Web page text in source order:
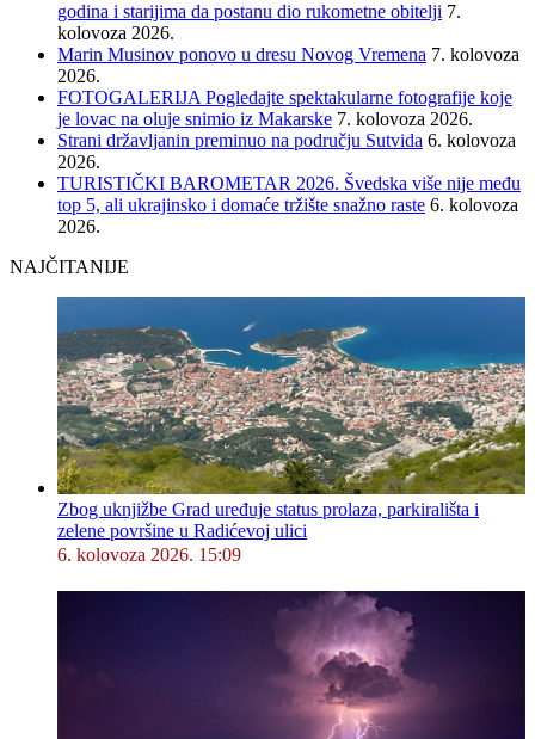
godina i starijima da postanu dio rukometne obitelji 7.
kolovoza 2026.
Marin Musinov ponovo u dresu Novog Vremena 7. kolovoza
2026.
FOTOGALERIJA Pogledajte spektakularne fotografije koje
je lovac na oluje snimio iz Makarske 7. kolovoza 2026.
Strani državljanin preminuo na području Sutvida 6. kolovoza
2026.
TURISTIČKI BAROMETAR 2026. Švedska više nije među
top 5, ali ukrajinsko i domaće tržište snažno raste 6. kolovoza
2026.
NAJČITANIJE
Zbog uknjižbe Grad uređuje status prolaza, parkirališta i
zelene površine u Radićevoj ulici
6. kolovoza 2026. 15:09